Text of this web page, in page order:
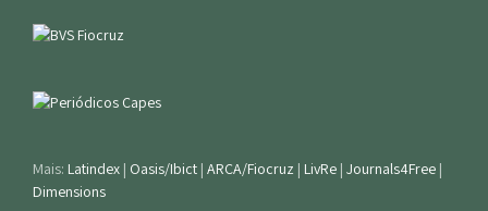
Mais: Latindex | Oasis/Ibict | ARCA/Fiocruz | LivRe | Journals4Free |
Dimensions